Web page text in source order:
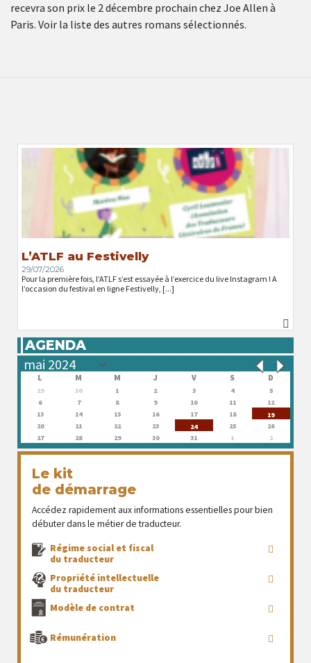
recevra son prix le 2 décembre prochain chez Joe Allen à
Paris. Voir la liste des autres romans sélectionnés.
L’ATLF au Festivelly
29/07/2026
Pour la première fois, l’ATLF s’est essayée à l’exercice du live Instagram ! A
l’occasion du festival en ligne Festivelly, [...]
AGENDA
L M M J V S D
29 30 1 2 3 4
5
6
7 8 9 10 11
12
13
14 15 16 17 18
19
20
21 22 23 24 25
26
27
28 29 30 31 1 2
Le kit
de démarrage
Accédez rapidement aux informations essentielles pour bien
débuter dans le métier de traducteur.
Régime social et fiscal
du traducteur
Propriété intellectuelle
du traducteur
Modèle de contrat
Rémunération